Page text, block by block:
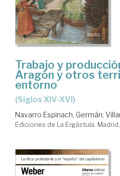
Trabajo y
Aragón y otros
entorno
(siglos XIV-XVI)
Navarro Espinach, Germán;
Ediciones de La Ergástula.